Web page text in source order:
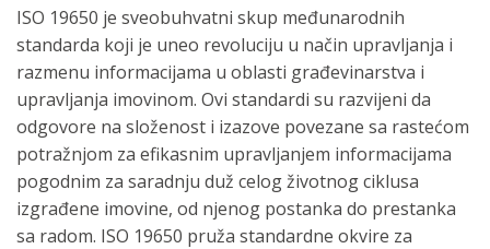
ISO 19650 je sveobuhvatni skup međunarodnih
standarda koji je uneo revoluciju u način upravljanja i
razmenu informacijama u oblasti građevinarstva i
upravljanja imovinom. Ovi standardi su razvijeni da
odgovore na složenost i izazove povezane sa rastećom
potražnjom za efikasnim upravljanjem informacijama
pogodnim za saradnju duž celog životnog ciklusa
izgrađene imovine, od njenog postanka do prestanka
sa radom. ISO 19650 pruža standardne okvire za